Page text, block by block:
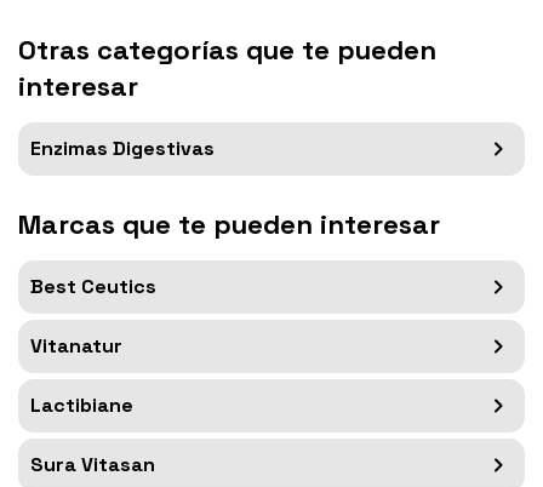
Otras categorías que te pueden
interesar
Enzimas Digestivas
Marcas que te pueden interesar
Best Ceutics
Vitanatur
Lactibiane
Sura Vitasan